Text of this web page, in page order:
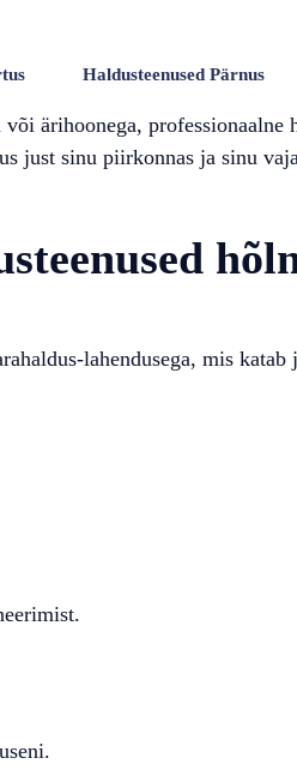
Haldusteenused Pärnus
ärihoonega,
just sinu piirkonnas ja sinu
lahendusega, mis katab